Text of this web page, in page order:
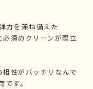
力を兼ね備えた
須のクリーンが際立
性がバッチリなんで
す。